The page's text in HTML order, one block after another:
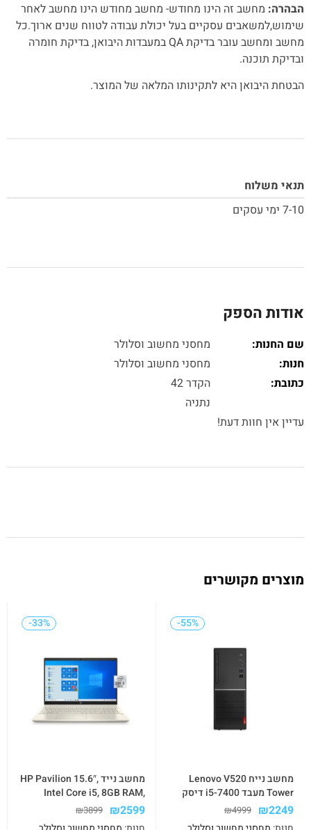
הבהרה: מחשב זה הינו מחודש- מחשב מחודש הינו מחשב לאחר
שימוש,למשאבים עסקיים בעל יכולת עבודה לטווח שנים ארוך.כל
מחשב ומחשב עובר בדיקת QA במעבדות היבואן, בדיקת חומרה
ובדיקת תוכנה.
הבטחת היבואן היא לתקינותו המלאה של המוצר.
תנאי משלוח
7-10 ימי עסקים
אודות הספק
שם החנות:
מחסני מחשוב וסלולר
חנות:
מחסני מחשוב וסלולר
כתובת:
הקדר 42
נתניה
עדיין אין חוות דעת!
מוצרים מקושרים
-55%
מחשב נייח Lenovo V520
Tower מעבד i5-7400 דיסק
מערכת win10 שלוש שנות
₪2249
₪4999
-33%
מחשב נייד HP Pavilion 15.6″,
Intel Core i5, 8GB RAM,
512GB SSB+32GB Optane,
₪2599
₪3899